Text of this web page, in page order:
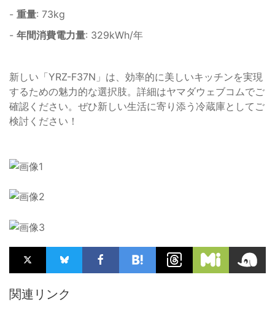
- 重量: 73kg
- 年間消費電力量: 329kWh/年
新しい「YRZ-F37N」は、効率的に美しいキッチンを実現
するための魅力的な選択肢。詳細はヤマダウェブコムでご
確認ください。ぜひ新しい生活に寄り添う冷蔵庫としてご
検討ください！
関連リンク